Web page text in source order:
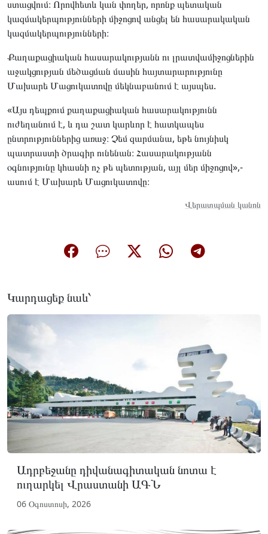
ստացվում։ Որովհետև կան փողեր, որոնք պետական
կազմակերպությունների միջոցով անցել են հասարակական
կազմակերպությունների։
Քաղաքացիական հասարակությանն ու լրատվամիջոցներին
աջակցության մեծացման մասին հայտարարությունը
Մախարե Մացուկատովը մեկնաբանում է այսպես.
«Այս դեպքում քաղաքացիական հասարակությունն
ուժեղանում է, և դա շատ կարևոր է հատկապես
ընտրություններից առաջ։ Չեմ զարմանա, եթե նույնիսկ
պատրաստի ծրագիր ունենան։ Հասարակությանն
օգնությունը կհասնի ոչ թե պետության, այլ մեր միջոցով»,-
ասում է Մախարե Մացուկատովը։
Վերատպման կանոն
Կարդացեք նաև՝
Ադրբեջանը դիվանագիտական նոտա է
ուղարկել Վրաստանի ԱԳՆ
06 Օգոստոսի, 2026